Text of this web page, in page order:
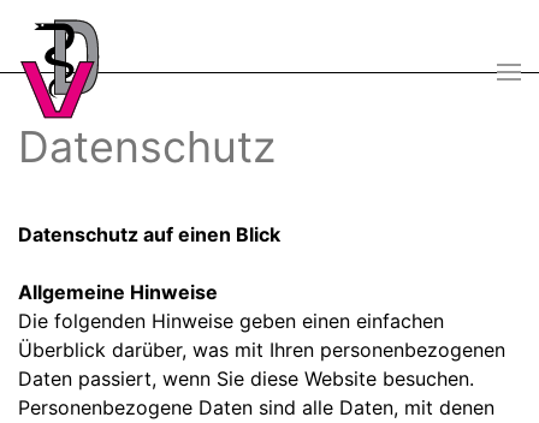
Skip
to
main
content
Datenschutz
Datenschutz auf einen Blick
Allgemeine Hinweise
Die folgenden Hinweise geben einen einfachen
Überblick darüber, was mit Ihren personenbezogenen
Daten passiert, wenn Sie diese Website besuchen.
Personenbezogene Daten sind alle Daten, mit denen